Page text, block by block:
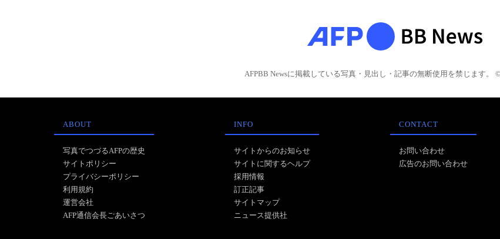
AFPBB Newsに掲載している写真・見出し・記事の無断使用を禁じます。
ABOUT
写真でつづるAFPの歴史
サイトポリシー
プライバシーポリシー
利用規約
運営会社
AFP通信会長ごあいさつ
INFO
サイトからのお知らせ
サイトに関するヘルプ
採用情報
訂正記事
サイトマップ
ニュース提供社
CONTACT
お問い合わせ
広告のお問い合わせ